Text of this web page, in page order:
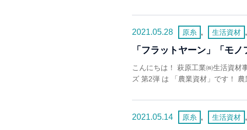
2021.05.28 原糸 , 生活資材 ,
「フラットヤーン」「モ
こんにちは！ 萩原工業㈱生活資材
ズ 第2弾 は 「農業資材」です！
2021.05.14 原糸 , 生活資材 ,